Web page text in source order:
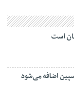
است
اضافه می‌شود